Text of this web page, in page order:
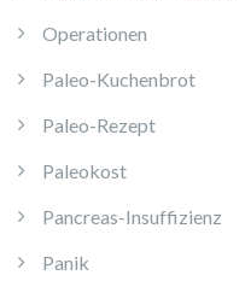
Operationen
Paleo-Kuchenbrot
Paleo-Rezept
Paleokost
Pancreas-Insuffizienz
Panik